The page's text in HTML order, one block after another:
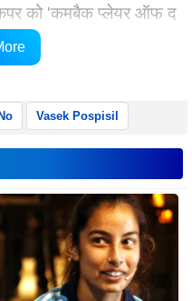
को 'कमबैक प्लेयर ऑफ द
उन्होंने यूएस ओपन के चौथे दौर
के फाइनल में भी पहुंचे थे।
Vasek Pospisil